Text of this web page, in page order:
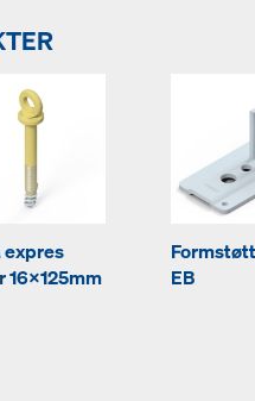
expres
16x125mm
EB